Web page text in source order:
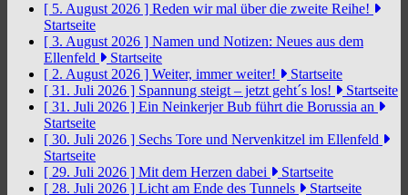
[ 5. August 2026 ] Reden wir mal über die zweite Reihe!
Startseite
[ 3. August 2026 ] Namen und Notizen: Neues aus dem
Ellenfeld
Startseite
[ 2. August 2026 ] Weiter, immer weiter!
Startseite
[ 31. Juli 2026 ] Spannung steigt – jetzt geht´s los!
Startseite
[ 31. Juli 2026 ] Ein Neinkerjer Bub führt die Borussia an
Startseite
[ 30. Juli 2026 ] Sechs Tore und Nervenkitzel im Ellenfeld
Startseite
[ 29. Juli 2026 ] Mit dem Herzen dabei
Startseite
[ 28. Juli 2026 ] Licht am Ende des Tunnels
Startseite